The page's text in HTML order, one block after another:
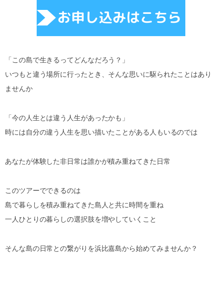
「この島で生きるってどんなだろう？」
いつもと違う場所に行ったとき、そんな思いに駆られたことはあり
ませんか
「今の人生とは違う人生があったかも」
時には自分の違う人生を思い描いたことがある人もいるのでは
あなたが体験した非日常は誰かが積み重ねてきた日常
このツアーでできるのは
島で暮らしを積み重ねてきた島人と共に時間を重ね
一人ひとりの暮らしの選択肢を増やしていくこと
そんな島の日常との繋がりを浜比嘉島から始めてみませんか？